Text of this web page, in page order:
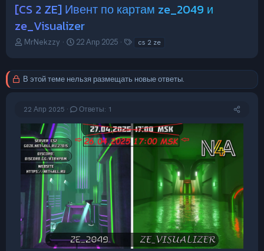
[CS 2 ZE] Ивент по картам ze_2049 и
ze_Visualizer
А
о
р
е
ы
MrNekzzy
Д
а
н
ч
л
а
22 Апр 2025
Т
и
cs 2 ze
В этой теме нельзя размещать новые ответы.
22 Апр 2025 Ответы: 1